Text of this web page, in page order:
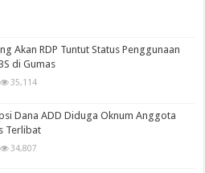
Akan RDP Tuntut Status Penggunaan
di Gumas
35,114
Dana ADD Diduga Oknum Anggota
Terlibat
34,807